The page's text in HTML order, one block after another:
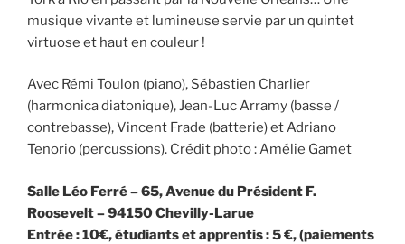
musique vivante et lumineuse servie par un quintet
virtuose et haut en couleur !
Avec Rémi Toulon (piano), Sébastien Charlier
(harmonica diatonique), Jean-Luc Arramy (basse /
contrebasse), Vincent Frade (batterie) et Adriano
Tenorio (percussions). Crédit photo : Amélie Gamet
Salle Léo Ferré – 65, Avenue du Président F.
Roosevelt – 94150 Chevilly-Larue
Entrée : 10€, étudiants et apprentis : 5 €, (paiements